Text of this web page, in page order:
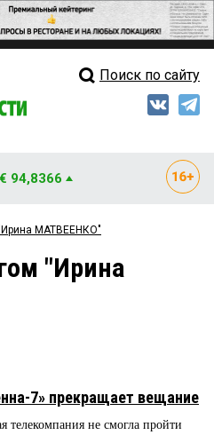
Свежий выпуск
Мнения
Рейтинги
Поиск по сайту
€ 94,8366
МАТВЕЕНКО"
"Ирина
7» прекращает вещание
телекомпания не смогла пройти